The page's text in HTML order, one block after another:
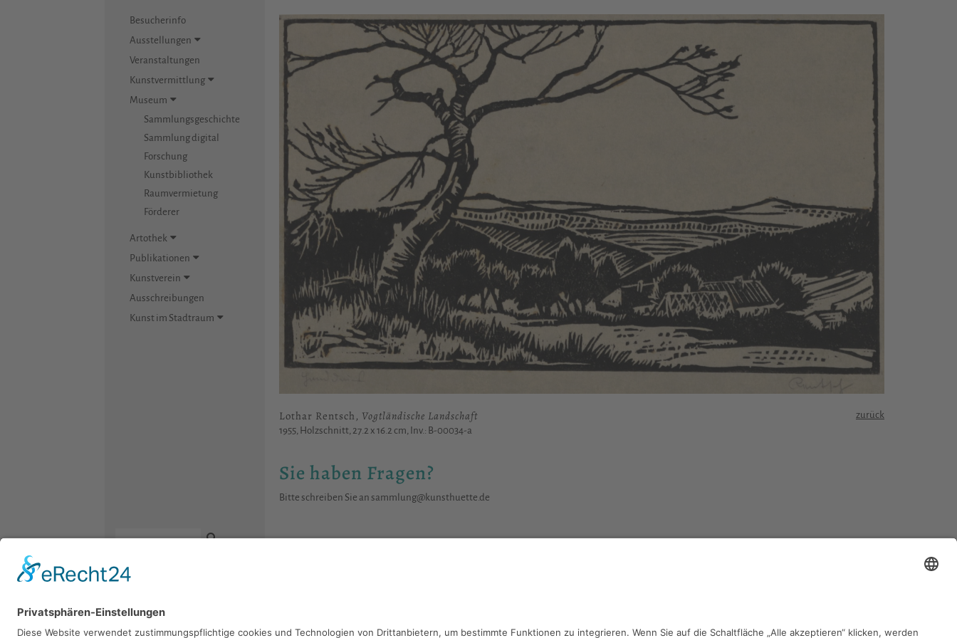
Besucherinfo
Ausstellungen
Veranstaltungen
Kunstvermittlung
Museum
Sammlungsgeschichte
Sammlung digital
Forschung
Kunstbibliothek
Raumvermietung
Förderer
Artothek
Publikationen
Kunstverein
Ausschreibungen
Kunst im Stadtraum
Kontakt
Newsletter
Impressum
Lothar Rentsch, Vogtländische Landschaft
1955, Holzschnitt, 27.2 x 16.2 cm, Inv.: B-00034-a
zurück
Sie haben Fragen?
Bitte schreiben Sie an sammlung@kunsthuette.de